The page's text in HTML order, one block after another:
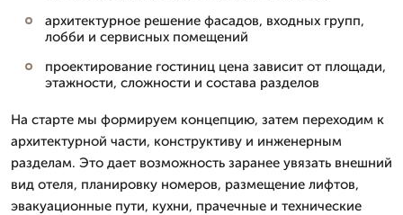
архитектурное решение фасадов, входных групп,
лобби и сервисных помещений
проектирование гостиниц цена зависит от площади,
этажности, сложности и состава разделов
На старте мы формируем концепцию, затем переходим к
архитектурной части, конструктиву и инженерным
разделам. Это дает возможность заранее увязать внешний
вид отеля, планировку номеров, размещение лифтов,
эвакуационные пути, кухни, прачечные и технические